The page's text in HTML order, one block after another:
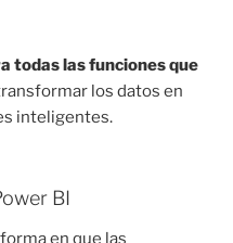
todas las funciones que
los datos en
inteligentes.
BI